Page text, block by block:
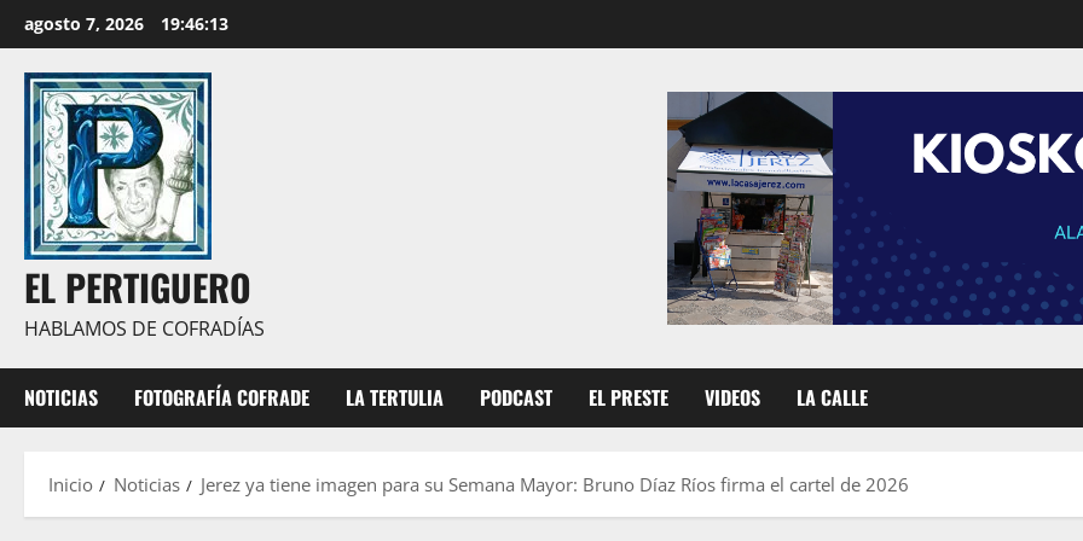
al
contenido
agosto 7, 2026 19:46:14
EL PERTIGUERO
HABLAMOS DE COFRADÍAS
NOTICIAS FOTOGRAFÍA COFRADE LA TERTULIA PODCAST EL PRESTE VIDEOS LA CALLE
Inicio Noticias Jerez ya tiene imagen para su Semana Mayor: Bruno Díaz Ríos firma el cartel de 2026